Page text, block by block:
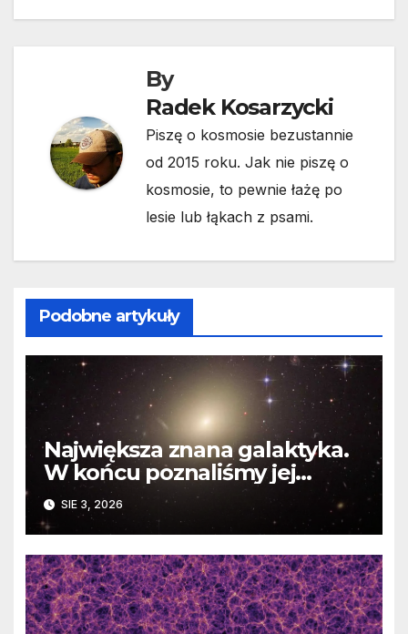
By
Radek Kosarzycki
Piszę o kosmosie bezustannie
od 2015 roku. Jak nie piszę o
kosmosie, to pewnie łażę po
lesie lub łąkach z psami.
Podobne artykuły
Największa znana galaktyka.
W końcu poznaliśmy jej
faktyczne wymiary
SIE 3, 2026